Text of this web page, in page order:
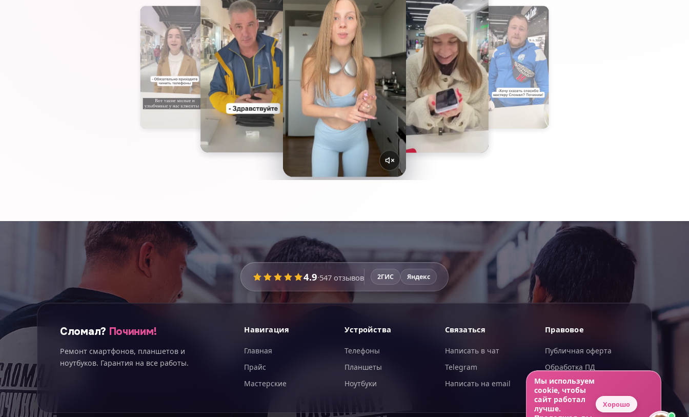
4.9·547 отзывов 2ГИС Яндекс
Сломал? Починим!
Ремонт смартфонов, планшетов и
ноутбуков. Гарантия на все работы.
Навигация
Главная
Прайс
Мастерские
Устройства
Телефоны
Планшеты
Ноутбуки
Связаться
Написать в чат
Telegram
Написать на email
Правовое
Публичная оферта
Обработка ПД
Конфиденциальность
Мы используем
cookie, чтобы
сайт работал
лучше.
Хорошо